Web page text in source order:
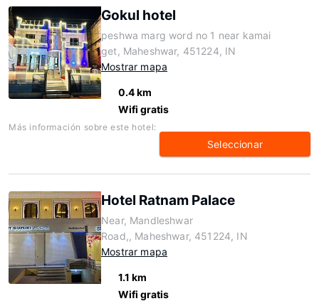
Gokul hotel
peshwa marg word no 1 near kamai
get, Maheshwar, 451224, IN
Mostrar mapa
0.4 km
Wifi gratis
Más información sobre este hotel:
Seleccionar
Hotel Ratnam Palace
Near, Mandleshwar
Road,, Maheshwar, 451224, IN
Mostrar mapa
1.1 km
Wifi gratis